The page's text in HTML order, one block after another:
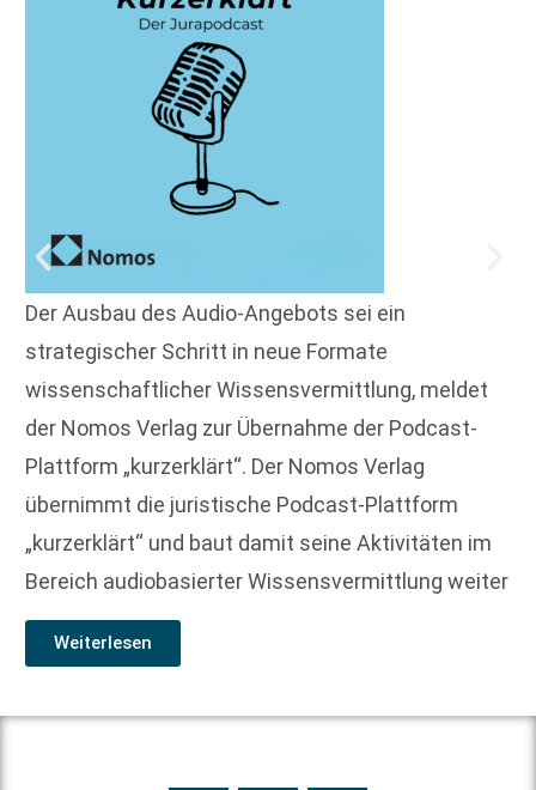
Der Ausbau des Audio-Angebots sei ein
strategischer Schritt in neue Formate
wissenschaftlicher Wissensvermittlung, meldet
der Nomos Verlag zur Übernahme der Podcast-
Plattform „kurzerklärt“. Der Nomos Verlag
übernimmt die juristische Podcast-Plattform
„kurzerklärt“ und baut damit seine Aktivitäten im
Bereich audiobasierter Wissensvermittlung weiter
Weiterlesen